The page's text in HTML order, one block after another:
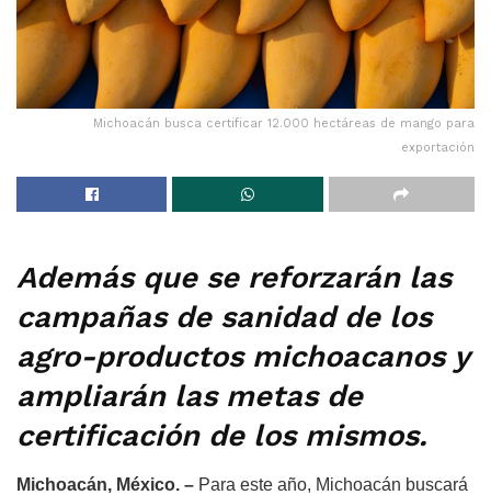
Michoacán busca certificar 12.000 hectáreas de mango para
exportación
Además que se reforzarán las
campañas de sanidad de los
agro-productos michoacanos y
ampliarán las metas de
certificación de los mismos.
Michoacán, México. – Para este año, Michoacán buscará